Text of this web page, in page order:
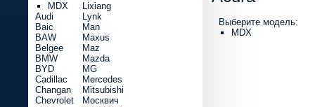
Выберите модель:
MDX
MDX
Audi
Baic
BAW
Belgee
BMW
BYD
Cadillac
Changan
Chevrolet
Lixiang
Lynk
Man
Maxus
Maz
Mazda
MG
Mercedes
Mitsubishi
Москвич